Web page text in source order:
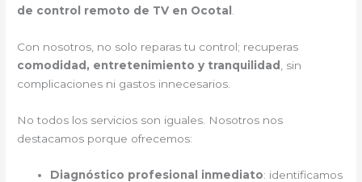
de control remoto de TV en Ocotal .
Con nosotros, no solo reparas tu control; recuperas
comodidad, entretenimiento y tranquilidad
, sin
complicaciones ni gastos innecesarios.
No todos los servicios son iguales. Nosotros nos
destacamos porque ofrecemos:
Diagnóstico profesional inmediato: identificamos